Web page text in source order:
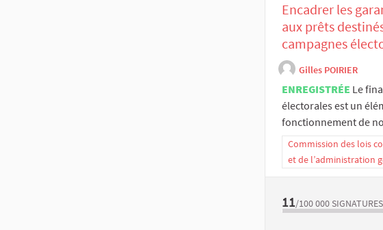
Encadrer les
aux prêts
campagnes
Gilles POIRIER
ENREGISTRÉE Le
électorales est un
fonctionnement de
Commission des lois
et de l’administration
11/100 000 SIGNATURES